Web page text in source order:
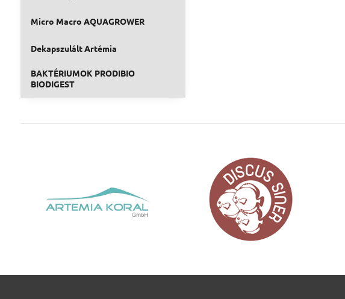
Micro Macro AQUAGROWER
Dekapszulált Artémia
BAKTÉRIUMOK PRODIBIO
BIODIGEST